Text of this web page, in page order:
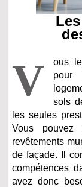
V
ous
pour
sols
les seules
Vous
revêtements
de façade. Il
compétences
avez donc